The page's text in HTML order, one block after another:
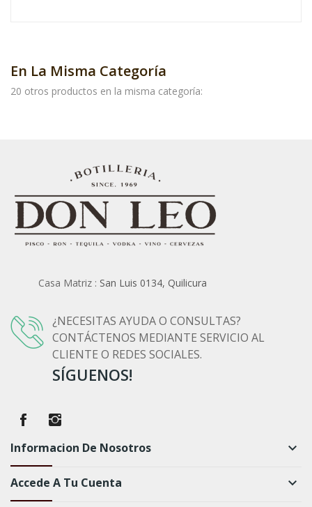
En La Misma Categoría
20 otros productos en la misma categoría:
Casa Matriz : San Luis 0134, Quilicura
¿NECESITAS AYUDA O CONSULTAS?
CONTÁCTENOS MEDIANTE SERVICIO AL
CLIENTE O REDES SOCIALES.
SÍGUENOS!
Informacion De Nosotros keyboard_arrow_down
Accede A Tu Cuenta keyboard_arrow_down